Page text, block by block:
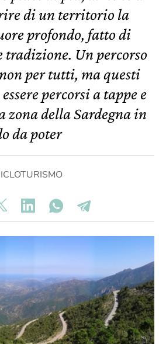
di un territorio la
profondo, fatto di
Un percorso
per tutti, ma questi
percorsi a tappe e
zona della Sardegna in
da poter